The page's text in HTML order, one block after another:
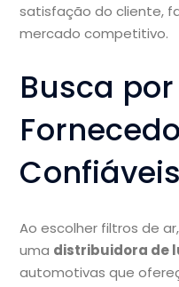
satisfação do cliente,
mercado competitivo.
Busca por
Confiáveis
Ao escolher filtros de
uma distribuidora de
automotivas que